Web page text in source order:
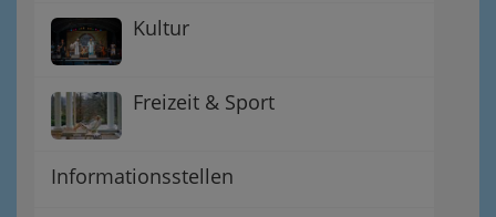
Kultur
Freizeit & Sport
Informationsstellen